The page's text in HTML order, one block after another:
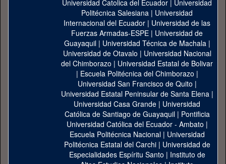
Universidad Catolica del Ecuador | Universidad
Politécnica Salesiana | Universidad
Internacional del Ecuador | Universidad de las
Fuerzas Armadas-ESPE | Universidad de
Guayaquil| Universidad Técnica de Machala|
Universidad de Otavalo | Universidad Nacional
del Chimborazo | Universidad Estatal de Bolivar
| Escuela Politécnica del Chimborazo |
Universidad San Francisco de Quito |
Universidad Estatal Peninsular de Santa Elena|
Universidad Casa Grande | Universidad
Católica de Santiago de Guayaquil| Pontificia
Universidad Católica del Ecuador - Ambato |
Escuela Politécnica Nacional| Universidad
Politécnica Estatal del Carchi| Universidad de
Especialidades Espíritu Santo | Instituto de